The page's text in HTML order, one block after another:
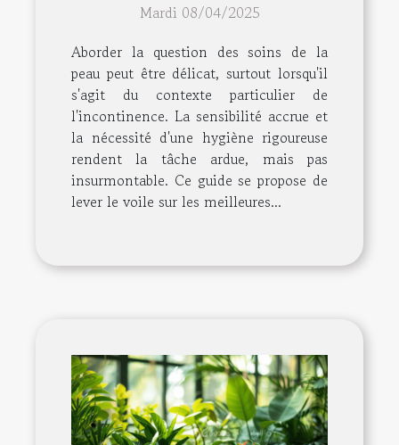
Mardi 08/04/2025
Aborder la question des soins de la
peau peut être délicat, surtout lorsqu'il
s'agit du contexte particulier de
l'incontinence. La sensibilité accrue et
la nécessité d'une hygiène rigoureuse
rendent la tâche ardue, mais pas
insurmontable. Ce guide se propose de
lever le voile sur les meilleures...